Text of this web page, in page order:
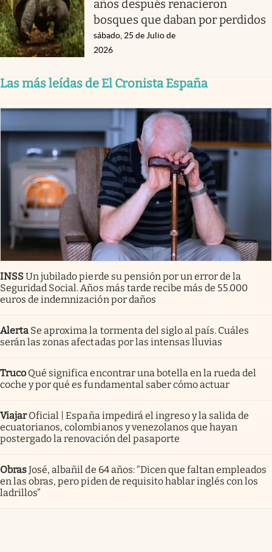
años después renacieron
bosques que daban por perdidos
sábado, 25 de Julio de
2026
Las más leídas de El Cronista España
INSSUn jubilado pierde su pensión por un error de la
Seguridad Social. Años más tarde recibe más de 55.000
euros de indemnización por daños
Alerta Se aproxima la tormenta del siglo al país. Cuáles
serán las zonas afectadas por las intensas lluvias
Truco Qué significa encontrar una botella en la rueda del
coche y por qué es fundamental saber cómo actuar
Viajar Oficial | España impedirá el ingreso y la salida de
ecuatorianos, colombianos y venezolanos que hayan
postergado la renovación del pasaporte
ObrasJosé, albañil de 64 años: “Dicen que faltan empleados
en las obras, pero piden de requisito hablar inglés con los
ladrillos”